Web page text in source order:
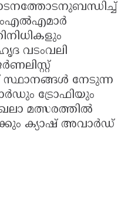
വടംവലി
സ്ഥാനങ്ങൾ നേടുന്ന
ട്രോഫിയും
മത്സരത്തിൽ
ക്യാഷ് അവാർഡ്